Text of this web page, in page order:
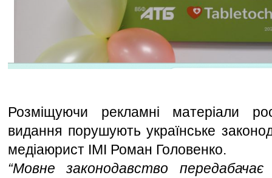
Розміщуючи рекламні матеріали
видання порушують українське
медіаюрист ІМІ Роман Головенко.
“Мовне законодавство передабачає